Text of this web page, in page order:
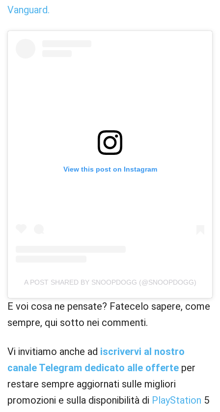
Vanguard.
View this post on Instagram
A POST SHARED BY SNOOPDOGG (@SNOOPDOGG)
E voi cosa ne pensate? Fatecelo sapere, come
sempre, qui sotto nei commenti.
Vi invitiamo anche ad iscrivervi al nostro
canale Telegram dedicato alle offerte per
restare sempre aggiornati sulle migliori
promozioni e sulla disponibilità di PlayStation 5